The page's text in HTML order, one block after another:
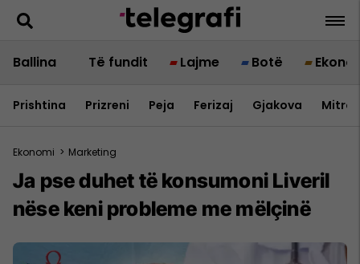
Ballina Të fundit Lajme Botë
Prishtina Prizreni Peja Ferizaj Gjakova
Ekonomi > Marketing
Ja pse duhet të konsumoni Liveril
nëse keni probleme me mëlçinë